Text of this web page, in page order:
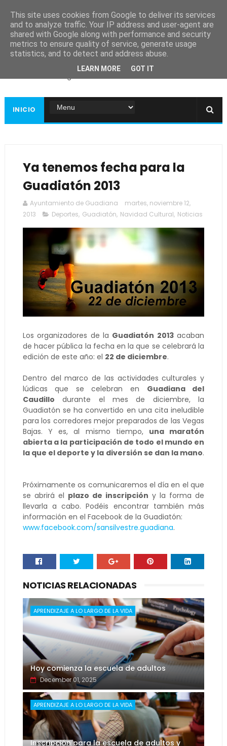
Ayuntamiento de
Guadiana
INICIO
Ya tenemos fecha para la
Guadiatón 2013
Ayuntamiento de Guadiana
martes, noviembre 12,
2013
Deportes, Guadiatón, Navidad Cultural, Noticias
Los organizadores de la Guadiatón 2013acaban
de hacer pública la fecha en la que se celebrará la
edición de este año: el 22 de diciembre.
Dentro del marco de las actividades culturales y
lúdicas que se celebran en Guadiana del
Caudillo durante el mes de diciembre, la
Guadiatón se ha convertido en una cita ineludible
para los corredores mejor preparados de las Vegas
Bajas. Y es, al mismo tiempo, una maratón
abierta a la participación de todo el mundo en
la que el deporte y la diversión se dan la mano.
Próximamente os comunicaremos el día en el que
se abrirá el plazo de inscripción y la forma de
llevarla a cabo. Podéis encontrar también más
información en el Facebook de la Guadiatón:
www.facebook.com/sansilvestre.guadiana.
NOTICIAS RELACIONADAS
APRENDIZAJE A LO LARGO DE LA VIDA
Hoy comienza la escuela de adultos
December 01, 2025
APRENDIZAJE A LO LARGO DE LA VIDA
Inscripción para la escuela de adultos y
This site uses cookies from Google to deliver its services
and to analyze traffic. Your IP address and user-agent are
shared with Google along with performance and security
metrics to ensure quality of service, generate usage
statistics, and to detect and address abuse.
LEARN MORE GOT IT